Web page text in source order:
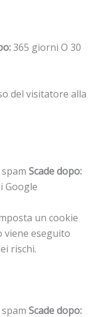
365 giorni O 30
del visitatore alla
Scade dopo:
Google
un cookie
viene eseguito
rischi.
Scade dopo: